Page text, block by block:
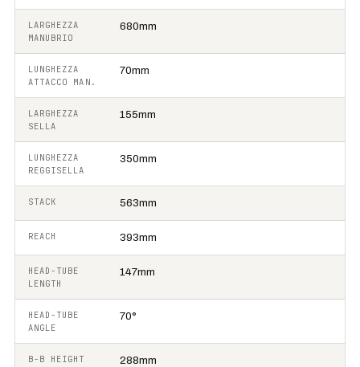
LARGHEZZA
MANUBRIO
680mm
LUNGHEZZA
ATTACCO MAN.
70mm
LARGHEZZA
SELLA
155mm
LUNGHEZZA
REGGISELLA
350mm
STACK 563mm
REACH 393mm
HEAD-TUBE
LENGTH
147mm
HEAD-TUBE
ANGLE
70°
B-B HEIGHT 288mm